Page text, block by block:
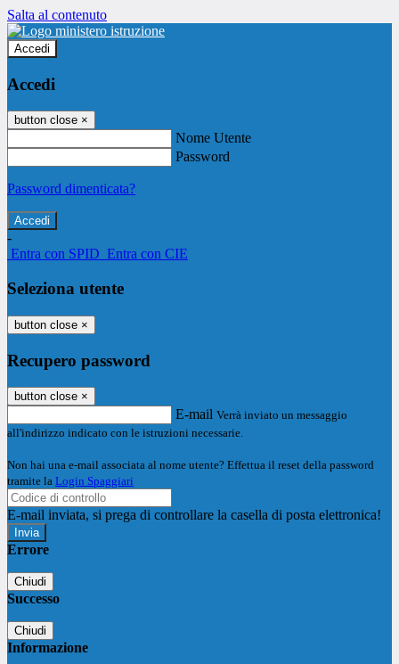
Salta al contenuto
Accedi
Accedi
button close ×
Nome Utente
Password
Password dimenticata?
-
Entra con SPID Entra con CIE
Seleziona utente
button close ×
Recupero password
button close ×
E-mail Verrà inviato un messaggio
all'indirizzo indicato con le istruzioni necessarie.
Non hai una e-mail associata al nome utente? Effettua il reset della password
tramite la Login Spaggiari
E-mail inviata, si prega di controllare la casella di posta elettronica!
Errore
Chiudi
Successo
Chiudi
Informazione